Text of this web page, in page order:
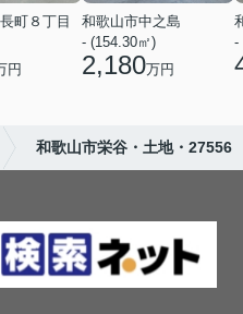
町８丁目
円
和歌山市中之島
- (154.30㎡)
2,180万円
-
和歌山市栄谷・土地・27556